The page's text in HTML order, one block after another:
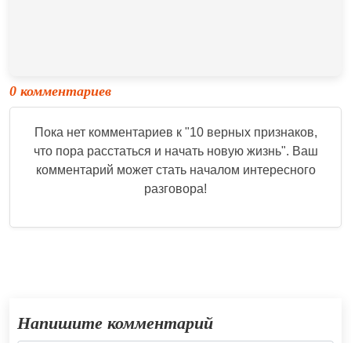
0 комментариев
Пока нет комментариев к "10 верных признаков,
что пора расстаться и начать новую жизнь". Ваш
комментарий может стать началом интересного
разговора!
Напишите комментарий